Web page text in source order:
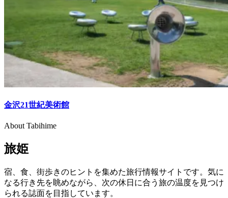
金沢21世紀美術館
About Tabihime
旅姫
宿、食、街歩きのヒントを集めた旅行情報サイトです。気に
なる行き先を眺めながら、次の休日に合う旅の温度を見つけ
られる誌面を目指しています。